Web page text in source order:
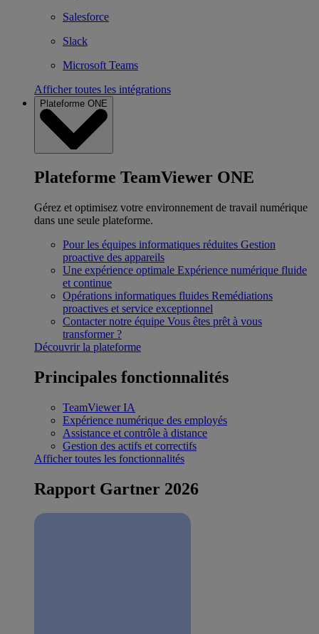
Salesforce
Slack
Microsoft Teams
Afficher toutes les intégrations
Plateforme ONE
Plateforme TeamViewer ONE
Gérez et optimisez votre environnement de travail numérique
dans une seule plateforme.
Pour les équipes informatiques réduites Gestion
proactive des appareils
Une expérience optimale Expérience numérique fluide
et continue
Opérations informatiques fluides Remédiations
proactives et service exceptionnel
Contacter notre équipe Vous êtes prêt à vous
transformer ?
Découvrir la plateforme
Principales fonctionnalités
TeamViewer IA
Expérience numérique des employés
Assistance et contrôle à distance
Gestion des actifs et correctifs
Afficher toutes les fonctionnalités
Rapport Gartner 2026